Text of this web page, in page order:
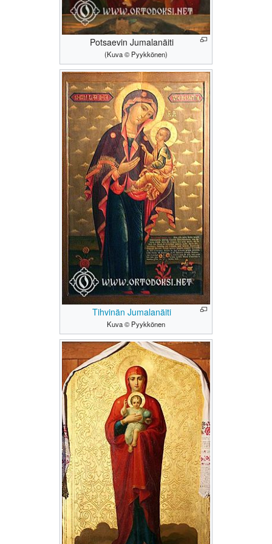
Potsaevin Jumalanäiti
(Kuva © Pyykkönen)
Tihvinän Jumalanäiti
Kuva © Pyykkönen